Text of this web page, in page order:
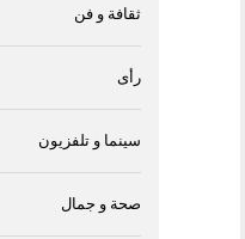
ثقافة و فن
رأى
سينما و تلفزيون
صحة و جمال